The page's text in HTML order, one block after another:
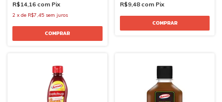
R$14,16 com Pix
2 x de R$7,45 sem juros
R$9,48 com Pix